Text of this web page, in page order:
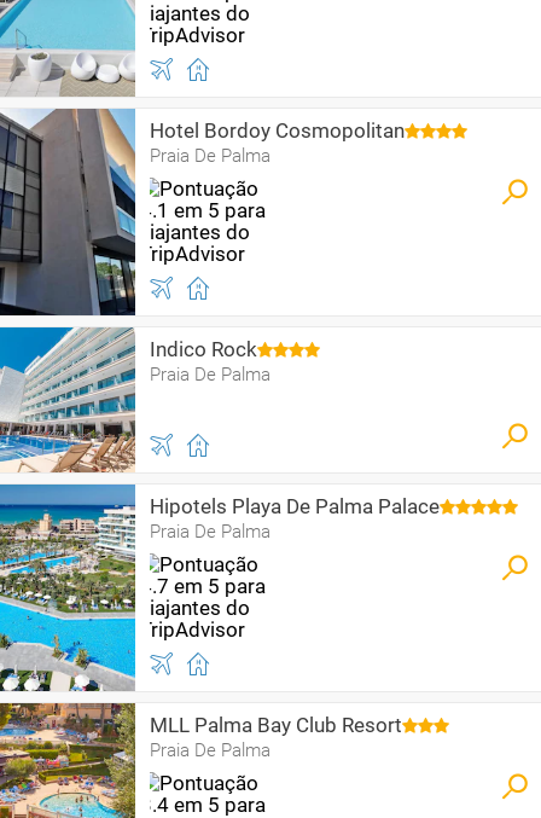
Hotel Bordoy Cosmopolitan
Praia De Palma
Indico Rock
Praia De Palma
Hipotels Playa De Palma Palace
Praia De Palma
MLL Palma Bay Club Resort
Praia De Palma